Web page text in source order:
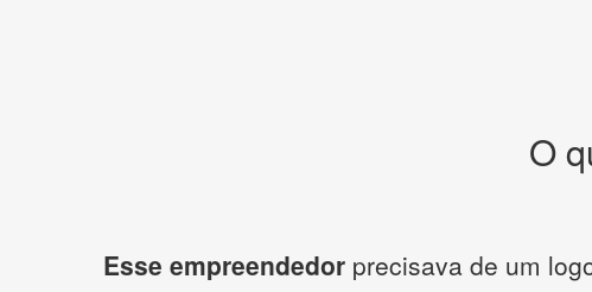
O
Esse empreendedor precisava de um